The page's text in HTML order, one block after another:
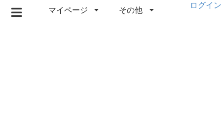
マイページ その他
ログイン